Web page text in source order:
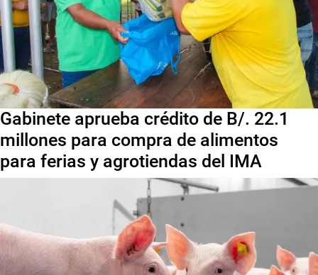
Gabinete aprueba crédito de B/. 22.1
millones para compra de alimentos
para ferias y agrotiendas del IMA